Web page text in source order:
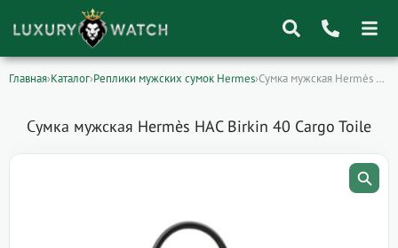
Главная›Каталог›Реплики мужских сумок Hermes› Сумка мужская Hermès HAC Birkin 40 Cargo…
Сумка мужская Hermès HAC Birkin 40 Cargo Toile